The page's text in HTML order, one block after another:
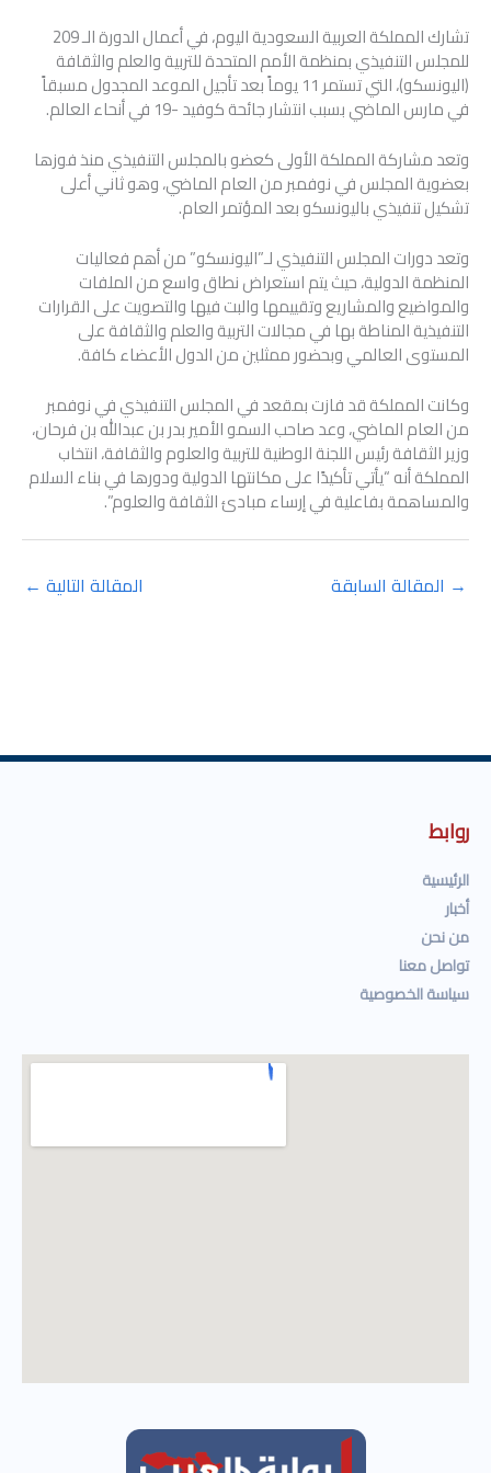
تشارك المملكة العربية السعودية اليوم، في أعمال الدورة الـ 209
للمجلس التنفيذي بمنظمة الأمم المتحدة للتربية والعلم والثقافة
(اليونسكو)، التي تستمر 11 يوماً بعد تأجيل الموعد المجدول مسبقاً
في مارس الماضي بسبب انتشار جائحة كوفيد -19 في أنحاء العالم.
وتعد مشاركة المملكة الأولى كعضو بالمجلس التنفيذي منذ فوزها
بعضوية المجلس في نوفمبر من العام الماضي، وهو ثاني أعلى
تشكيل تنفيذي باليونسكو بعد المؤتمر العام.
وتعد دورات المجلس التنفيذي لـ”اليونسكو” من أهم فعاليات
المنظمة الدولية، حيث يتم استعراض نطاق واسع من الملفات
والمواضيع والمشاريع وتقييمها والبت فيها والتصويت على القرارات
التنفيذية المناطة بها في مجالات التربية والعلم والثقافة على
المستوى العالمي وبحضور ممثلين من الدول الأعضاء كافة.
وكانت المملكة قد فازت بمقعد في المجلس التنفيذي في نوفمبر
من العام الماضي، وعد صاحب السمو الأمير بدر بن عبدالله بن فرحان،
وزير الثقافة رئيس اللجنة الوطنية للتربية والعلوم والثقافة، انتخاب
المملكة أنه “يأتي تأكيدًا على مكانتها الدولية ودورها في بناء السلام
والمساهمة بفاعلية في إرساء مبادئ الثقافة والعلوم”.
→ المقالة السابقة المقالة التالية ←
روابط
الرئيسية
أخبار
من نحن
تواصل معنا
سياسة الخصوصية